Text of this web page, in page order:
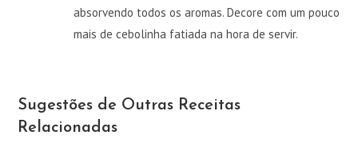
absorvendo todos os aromas. Decore com um pouco
mais de cebolinha fatiada na hora de servir.
Sugestões de Outras Receitas
Relacionadas